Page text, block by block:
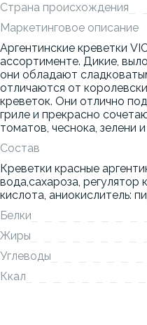
Страна происхождения
Маркетинговое описание
Аргентинские креветки
ассортименте. Дикие,
они обладают
отличаются от
креветок. Они отлично
гриле и прекрасно
томатов, чеснока, зелени
Состав
Креветки красные
вода,сахароза, регулятор
кислота, аниокислитель:
Белки
Жиры
Углеводы
Ккал